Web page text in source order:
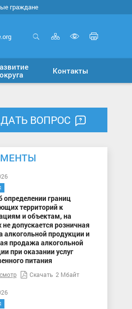
граждане
Карта
сайта
версию
для
округа
Контакты
ВОПРОС
границ
территорий к
и объектам, на
допускается розничная
алкогольной продукции и
продажа алкогольной
при оказании услуг
питания
Скачать 2 Мбайт